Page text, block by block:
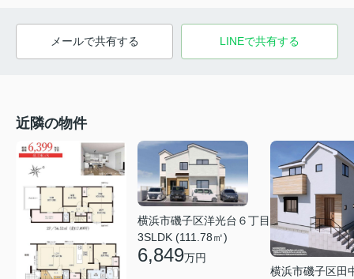
メールで共有する LINEで共有する
近隣の物件
横浜市磯子区洋光台６丁目
3SLDK (111.78㎡)
6,849万円
横浜市磯子区田